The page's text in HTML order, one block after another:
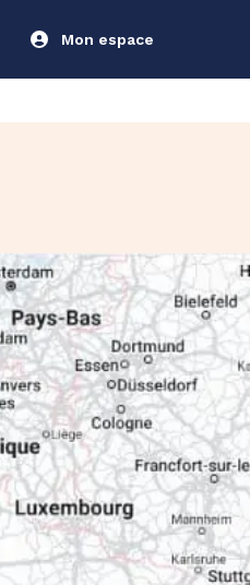
Mon espace